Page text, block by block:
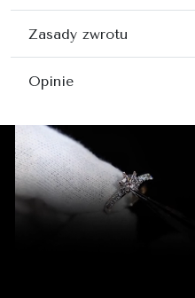
Zasady zwrotu
Opinie